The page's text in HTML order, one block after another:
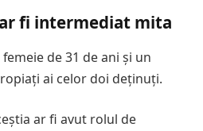
fi intermediat mita
de 31 de ani și un
ai celor doi deținuți.
ar fi avut rolul de